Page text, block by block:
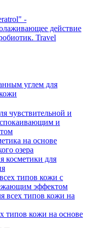
-
действие
Travel
углем для
чувствительной и
и
на основе
озера
косметики для
типов кожи с
эффектом
всех типов кожи на
типов кожи на основе